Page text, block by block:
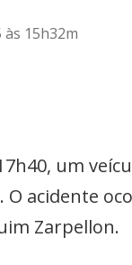
15h32m
um
acidente
Zarpellon.